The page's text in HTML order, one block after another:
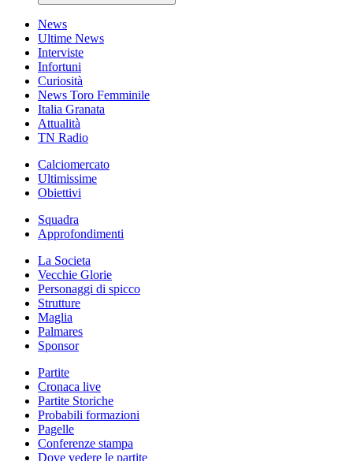
News
Ultime News
Interviste
Infortuni
Curiosità
News Toro Femminile
Italia Granata
Attualità
TN Radio
Calciomercato
Ultimissime
Obiettivi
Squadra
Approfondimenti
La Societa
Vecchie Glorie
Personaggi di spicco
Strutture
Maglia
Palmares
Sponsor
Partite
Cronaca live
Partite Storiche
Probabili formazioni
Pagelle
Conferenze stampa
Dove vedere le partite